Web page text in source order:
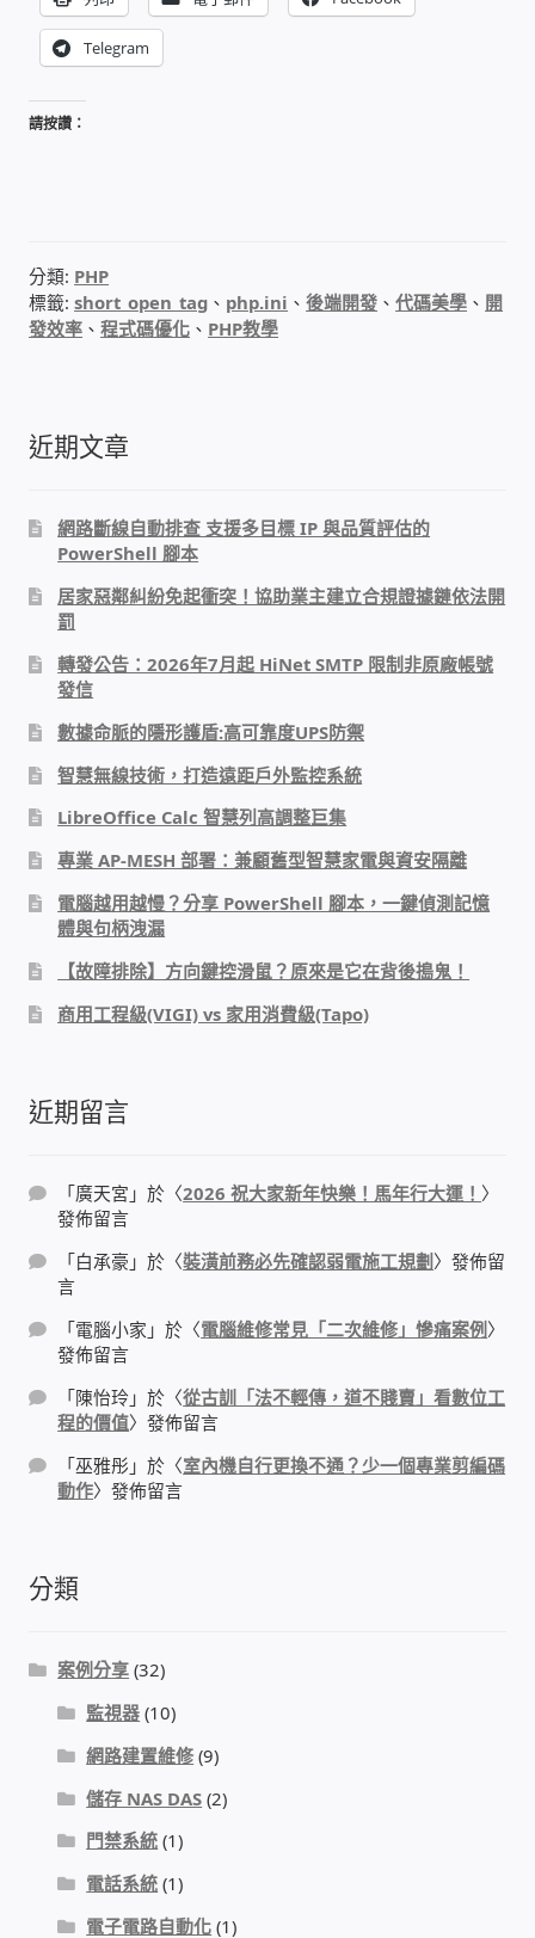
網路規劃架設
出租套房出租 網路維護管理 房東免煩惱
印表列印伺服器
虛擬機 Virtual machine VirtualBox Hyper-V
網路 到府檢測 連線設定
光纖網路
PHP程式設計
網路 工具 軟體 手冊
監視器DIY
防盜保全-安防設備
昇銳電子(HI SHARP)智慧科技
鎧鋒企業(KCA)智能監視系統
太陽能系統監視器
監視器 信和 TBC 固定IP
監視器異地備份備援
監控安防 工具 軟體 手冊
迅時數位網路電話總機
Telegram
請按讚：
分類: PHP
標籤:short_open_tag 、 php.ini 、後端開發 、代碼美學 、 開
發效率 、程式碼優化 、 PHP教學
近期文章
網路斷線自動排查 支援多目標 IP 與品質評估的
PowerShell 腳本
居家惡鄰糾紛免起衝突！協助業主建立合規證據鏈依法開
罰
轉發公告：2026年7月起 HiNet SMTP 限制非原廠帳號
發信
數據命脈的隱形護盾:高可靠度UPS防禦
智慧無線技術，打造遠距戶外監控系統
LibreOffice Calc 智慧列高調整巨集
專業 AP-MESH 部署：兼顧舊型智慧家電與資安隔離
電腦越用越慢？分享 PowerShell 腳本，一鍵偵測記憶
體與句柄洩漏
【故障排除】方向鍵控滑鼠？原來是它在背後搗鬼！
商用工程級(VIGI) vs 家用消費級(Tapo)
近期留言
「廣天宮 」於〈2026 祝大家新年快樂！馬年行大運！ 〉
發佈留言
「白承豪 」於〈裝潢前務必先確認弱電施工規劃 〉發佈留
言
「電腦小家 」於〈電腦維修常見「二次維修」慘痛案例〉
發佈留言
「陳怡玲 」於〈從古訓「法不輕傳，道不賤賣」看數位工
程的價值〉發佈留言
「巫雅彤 」於〈室內機自行更換不通？少一個專業剪編碼
動作〉發佈留言
分類
案例分享 (32)
監視器 (10)
網路建置維修 (9)
儲存 NAS DAS (2)
門禁系統 (1)
電話系統 (1)
電子電路自動化 (1)